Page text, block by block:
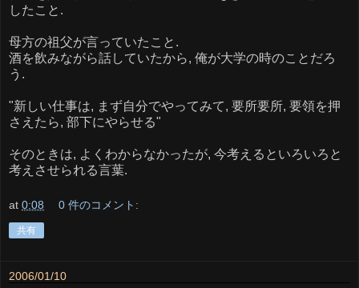
したこと.
母方の祖父が言っていたこと.
酒を飲みながら話していたから, 俺が大学の時のことだろ
う.
"新しい仕事は, まず自分でやってみて, 要所要所, 要領を押
さえたら, 部下にやらせる"
そのときは, よくわからなかったが, 今考えるといろいろと
考えさせられる言葉.
at 0:08 0 件のコメント:
共有
2006/01/10